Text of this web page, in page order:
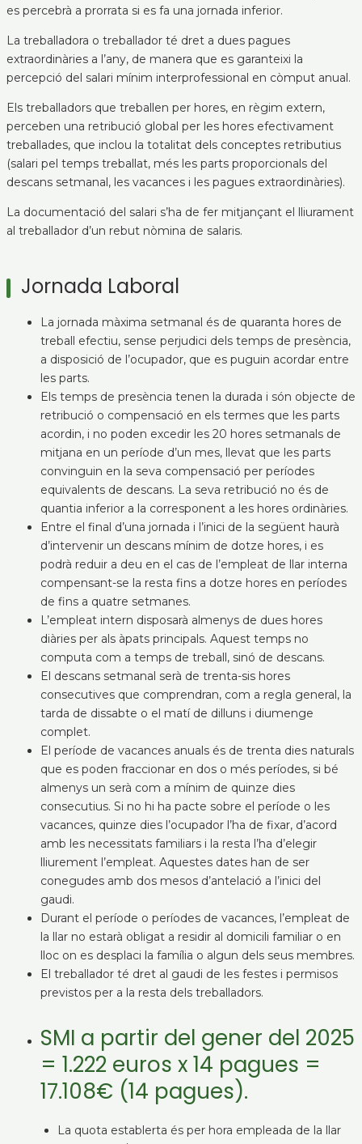
es percebrà a prorrata si es fa una jornada inferior.
La treballadora o treballador té dret a dues pagues
extraordinàries a l’any, de manera que es garanteixi la
percepció del salari mínim interprofessional en còmput anual.
Els treballadors que treballen per hores, en règim extern,
perceben una retribució global per les hores efectivament
treballades, que inclou la totalitat dels conceptes retributius
(salari pel temps treballat, més les parts proporcionals del
descans setmanal, les vacances i les pagues extraordinàries).
La documentació del salari s’ha de fer mitjançant el lliurament
al treballador d’un rebut nòmina de salaris.
Jornada Laboral
La jornada màxima setmanal és de quaranta hores de
treball efectiu, sense perjudici dels temps de presència,
a disposició de l’ocupador, que es puguin acordar entre
les parts.
Els temps de presència tenen la durada i són objecte de
retribució o compensació en els termes que les parts
acordin, i no poden excedir les 20 hores setmanals de
mitjana en un període d’un mes, llevat que les parts
convinguin en la seva compensació per períodes
equivalents de descans. La seva retribució no és de
quantia inferior a la corresponent a les hores ordinàries.
Entre el final d’una jornada i l’inici de la següent haurà
d’intervenir un descans mínim de dotze hores, i es
podrà reduir a deu en el cas de l’empleat de llar interna
compensant-se la resta fins a dotze hores en períodes
de fins a quatre setmanes.
L’empleat intern disposarà almenys de dues hores
diàries per als àpats principals. Aquest temps no
computa com a temps de treball, sinó de descans.
El descans setmanal serà de trenta-sis hores
consecutives que comprendran, com a regla general, la
tarda de dissabte o el matí de dilluns i diumenge
complet.
El període de vacances anuals és de trenta dies naturals
que es poden fraccionar en dos o més períodes, si bé
almenys un serà com a mínim de quinze dies
consecutius. Si no hi ha pacte sobre el període o les
vacances, quinze dies l’ocupador l’ha de fixar, d’acord
amb les necessitats familiars i la resta l’ha d’elegir
lliurement l’empleat. Aquestes dates han de ser
conegudes amb dos mesos d’antelació a l’inici del
gaudi.
Durant el període o períodes de vacances, l’empleat de
la llar no estarà obligat a residir al domicili familiar o en
lloc on es desplaci la família o algun dels seus membres.
El treballador té dret al gaudi de les festes i permisos
previstos per a la resta dels treballadors.
SMI a partir del gener del 2025
= 1.222 euros x 14 pagues =
17.108€ (14 pagues).
La quota establerta és per hora empleada de la llar